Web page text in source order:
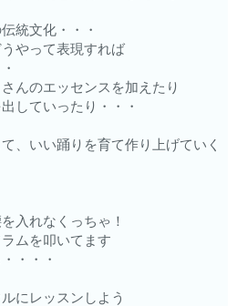
統文化・・・
やって表現すれば
んのエッセンスを加えたり
していったり・・・
、いい踊りを育て作り上げていく
入れなくっちゃ！
ムを叩いてます
・・・
にレッスンしよう